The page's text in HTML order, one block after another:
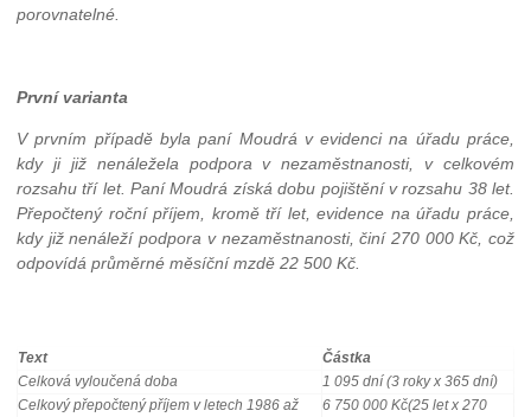
porovnatelné.
První varianta
V prvním případě byla paní Moudrá v evidenci na úřadu práce,
kdy ji již nenáležela podpora v nezaměstnanosti, v celkovém
rozsahu tří let. Paní Moudrá získá dobu pojištění v rozsahu 38 let.
Přepočtený roční příjem, kromě tří let, evidence na úřadu práce,
kdy již nenáleží podpora v nezaměstnanosti, činí 270 000 Kč, což
odpovídá průměrné měsíční mzdě 22 500 Kč.
Text
Částka
Celková vyloučená doba
1 095 dní (3 roky x 365 dní)
Celkový přepočtený příjem v letech 1986 až
6 750 000 Kč(25 let x 270